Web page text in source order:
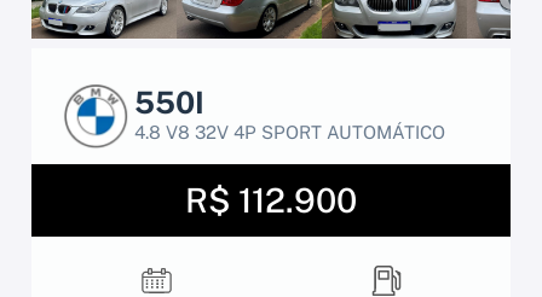
550I
4.8 V8 32V 4P SPORT AUTOMÁTICO
R$ 112.900